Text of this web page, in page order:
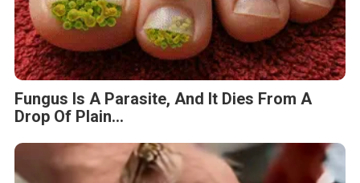
Fungus Is A Parasite, And It Dies From A
Drop Of Plain...